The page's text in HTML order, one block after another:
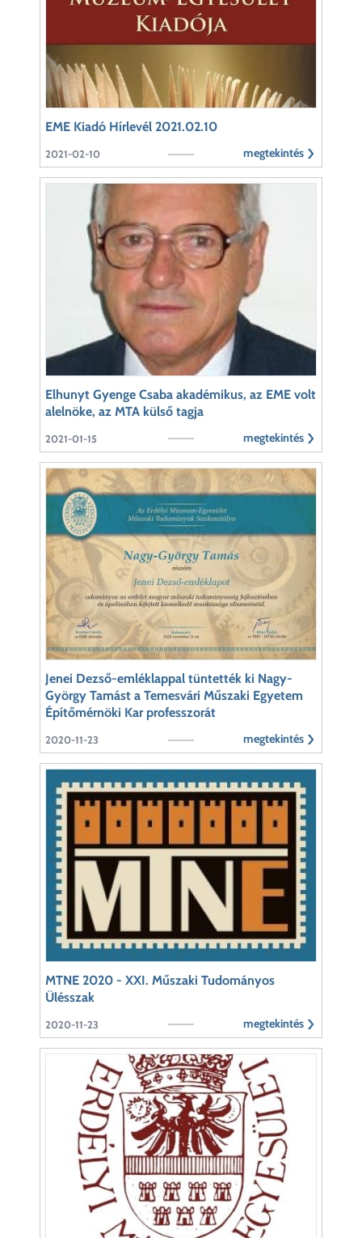
EME Kiadó Hírlevél 2021.02.10
megtekintés
2021-02-10
Elhunyt Gyenge Csaba akadémikus, az EME volt
alelnöke, az MTA külső tagja
megtekintés
2021-01-15
Jenei Dezső-emléklappal tüntették ki Nagy-
György Tamást a Temesvári Műszaki Egyetem
Építőmérnöki Kar professzorát
megtekintés
2020-11-23
MTNE 2020 - XXI. Műszaki Tudományos
Ülésszak
megtekintés
2020-11-23